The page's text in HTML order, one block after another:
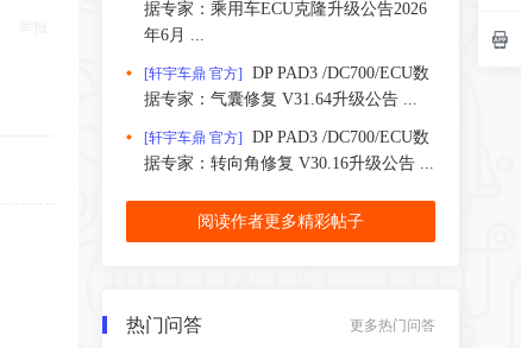
据专家：乘用车ECU克隆升级公告2026
年6月 ...
[轩宇车鼎 官方]
DP PAD3 /DC700/ECU数
据专家：气囊修复 V31.64升级公告 ...
[轩宇车鼎 官方]
DP PAD3 /DC700/ECU数
据专家：转向角修复 V30.16升级公告 ...
阅读作者更多精彩帖子
热门问答 更多热门问答